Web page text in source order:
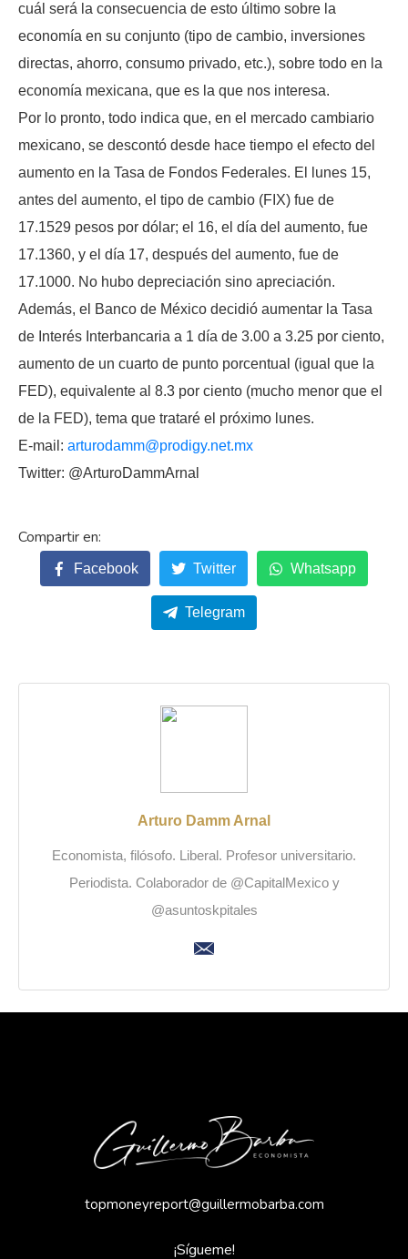
cuál será la consecuencia de esto último sobre la
economía en su conjunto (tipo de cambio, inversiones
directas, ahorro, consumo privado, etc.), sobre todo en la
economía mexicana, que es la que nos interesa.
Por lo pronto, todo indica que, en el mercado cambiario
mexicano, se descontó desde hace tiempo el efecto del
aumento en la Tasa de Fondos Federales. El lunes 15,
antes del aumento, el tipo de cambio (FIX) fue de
17.1529 pesos por dólar; el 16, el día del aumento, fue
17.1360, y el día 17, después del aumento, fue de
17.1000. No hubo depreciación sino apreciación.
Además, el Banco de México decidió aumentar la Tasa
de Interés Interbancaria a 1 día de 3.00 a 3.25 por ciento,
aumento de un cuarto de punto porcentual (igual que la
FED), equivalente al 8.3 por ciento (mucho menor que el
de la FED), tema que trataré el próximo lunes.
E-mail: arturodamm@prodigy.net.mx
Twitter: @ArturoDammArnal
Facebook Twitter Whatsapp
Telegram
Arturo Damm Arnal
Economista, filósofo. Liberal. Profesor universitario.
Periodista. Colaborador de @CapitalMexico y
@asuntoskpitales
topmoneyreport@guillermobarba.com
¡Sígueme!